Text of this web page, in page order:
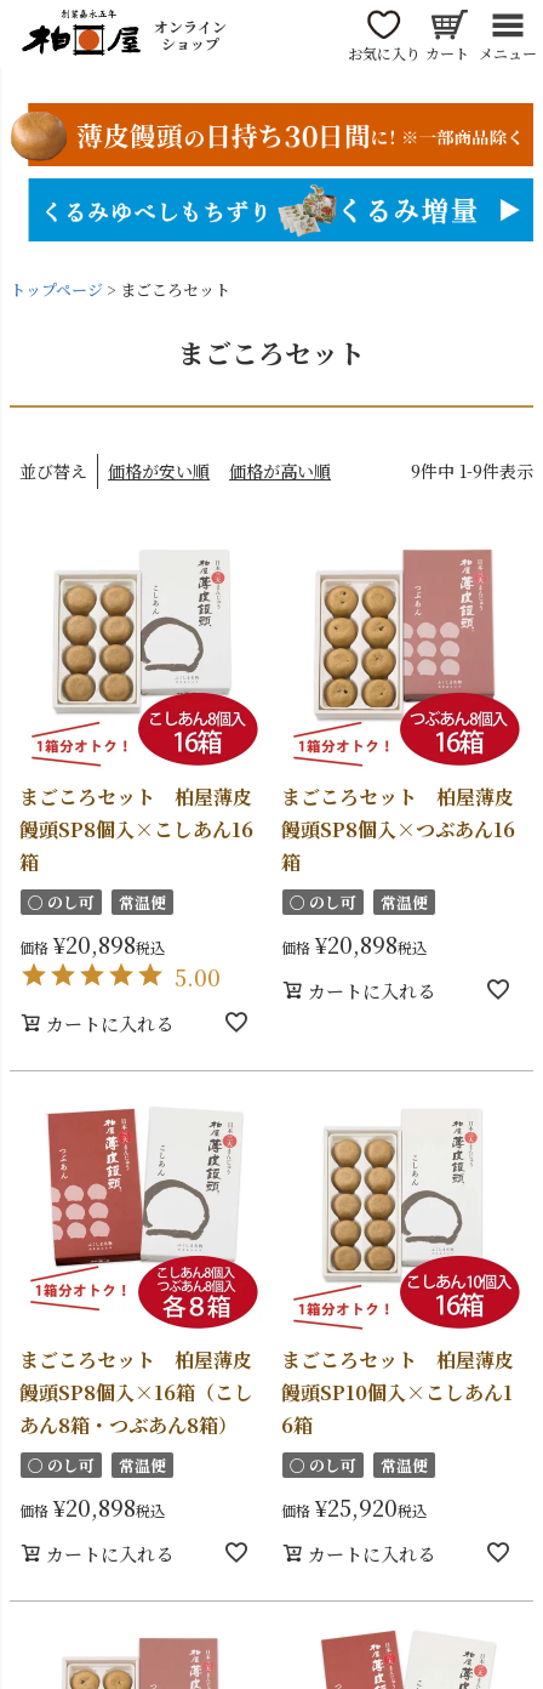
オンライン
ショップ
お気に入り カート メニュー
トップページ まごころセット
まごころセット
並び替え 価格が安い順 価格が高い順 9件中 1-9件表示
まごころセット 柏屋薄皮
饅頭SP8個入×こしあん16
箱
〇 のし可 常温便
価格 ¥20,898税込
5.00
カートに入れる
まごころセット 柏屋薄皮
饅頭SP8個入×つぶあん16
箱
〇 のし可 常温便
価格 ¥20,898税込
カートに入れる
まごころセット 柏屋薄皮
饅頭SP8個入×16箱（こし
あん8箱・つぶあん8箱）
〇 のし可 常温便
価格 ¥20,898税込
カートに入れる
まごころセット 柏屋薄皮
饅頭SP10個入×こしあん1
6箱
〇 のし可 常温便
価格 ¥25,920税込
カートに入れる